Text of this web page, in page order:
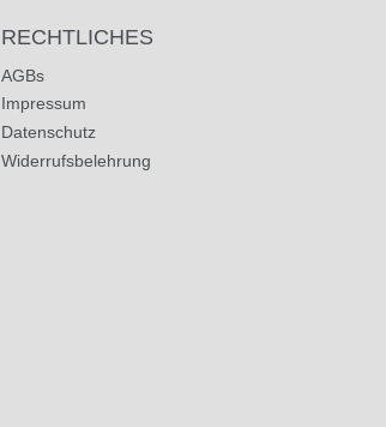
RECHTLICHES
AGBs
Impressum
Datenschutz
Widerrufsbelehrung